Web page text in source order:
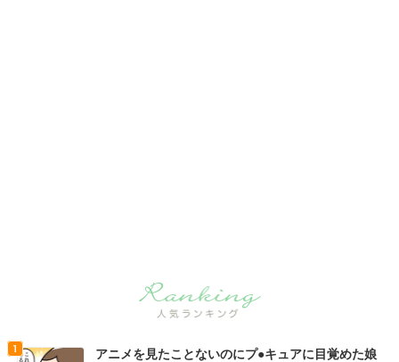
アニメを見たことないのにプ●キュアに目覚めた娘